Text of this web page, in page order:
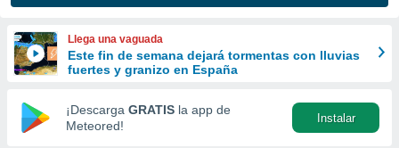
y
forma
digital
basada
Llega una vaguada
Este fin de semana dejará tormentas con lluvias
fuertes y granizo en España
¡Descarga GRATIS la app de
Meteored!
Instalar